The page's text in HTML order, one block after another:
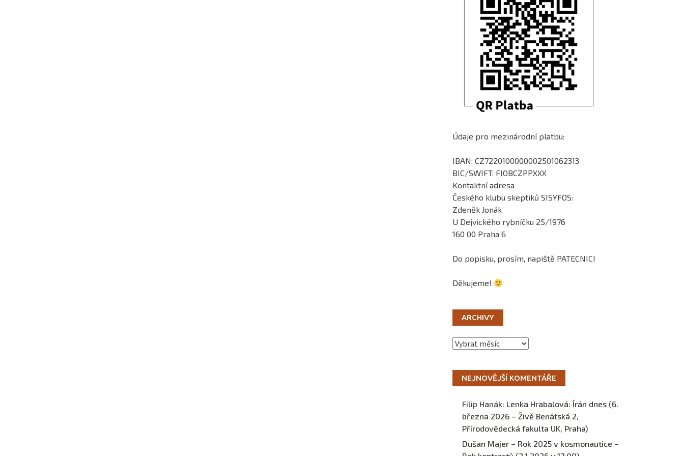
Údaje pro mezinárodní platbu:
IBAN: CZ7220100000002501062313
BIC/SWIFT: FIOBCZPPXXX
Kontaktní adresa
Českého klubu skeptiků SISYFOS:
Zdeněk Jonák
U Dejvického rybníčku 25/1976
160 00 Praha 6
Do popisku, prosím, napiště PATECNICI
Děkujeme!
ARCHIVY
Archivy
NEJNOVĚJŠÍ KOMENTÁŘE
Filip Hanák: Lenka Hrabalová: Írán dnes (6.
března 2026 – Živě Benátská 2,
Přírodovědecká fakulta UK, Praha)
Dušan Majer – Rok 2025 v kosmonautice –